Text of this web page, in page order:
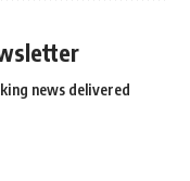
news delivered